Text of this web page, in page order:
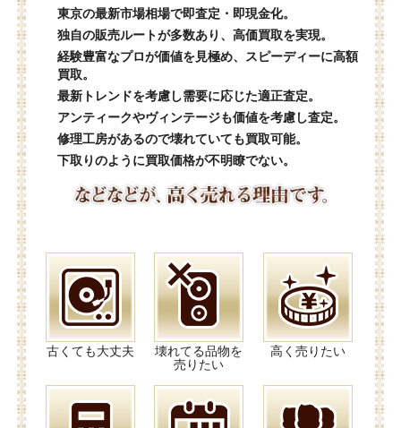
東京の最新市場相場で即査定・即現金化。
独自の販売ルートが多数あり、高価買取を実現。
経験豊富なプロが価値を見極め、スピーディーに高額
買取。
最新トレンドを考慮し需要に応じた適正査定。
アンティークやヴィンテージも価値を考慮し査定。
修理工房があるので壊れていても買取可能。
下取りのように買取価格が不明瞭でない。
古くても大丈夫
壊れてる品物を
売りたい
高く売りたい